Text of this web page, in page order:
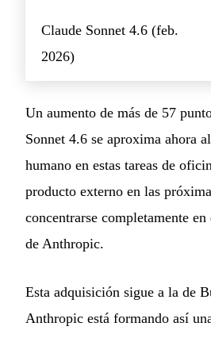
Claude Sonnet 4.6 (feb.
2026)
Un aumento de más de 57
Sonnet 4.6 se aproxima ahora
humano en estas tareas de
producto externo en las
concentrarse completamente
de Anthropic.
Esta adquisición sigue a la de
Anthropic está formando así